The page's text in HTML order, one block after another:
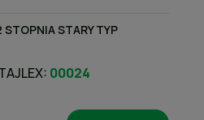
STARY TYP
00024